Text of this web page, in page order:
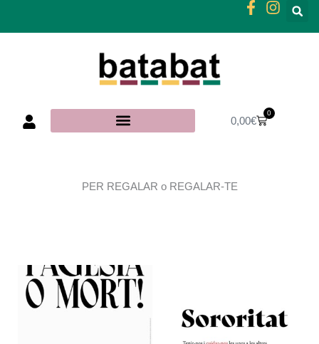
0,00€
0
Carrito
PER REGALAR o REGALAR-TE